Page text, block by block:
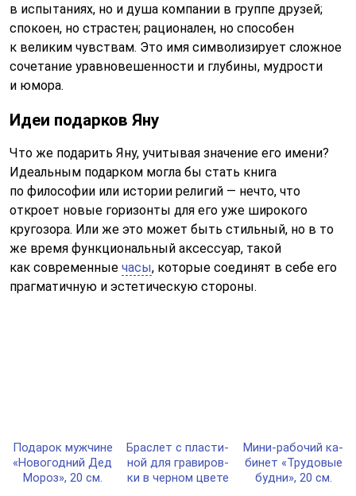
в испытаниях, но и душа компании в группе друзей;
спокоен, но страстен; рационален, но способен
к великим чувствам. Это имя символизирует сложное
сочетание уравновешенности и глубины, мудрости
и юмора.
Идеи подарков Яну
Что же подарить Яну, учитывая значение его имени?
Идеальным подарком могла бы стать книга
по философии или истории религий — нечто, что
откроет новые горизонты для его уже широкого
кругозора. Или же это может быть стильный, но в то
же время функциональный аксессуар, такой
как современные часы, которые соединят в себе его
прагматичную и эстетическую стороны.
Пода­рок муж­чи­не
«Ново­год­ний Дед
Мороз», 20 см.
Брас­лет с плас­ти­
ной для гра­ви­ров­
ки в чер­ном цве­те
Мини-ра­бо­чий ка­
би­нет «Тру­до­вые
буд­ни», 20 см.